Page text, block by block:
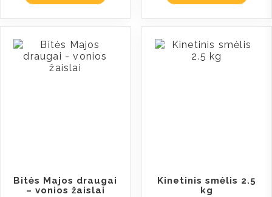
Bitės Majos draugai
– vonios žaislai
Kinetinis smėlis 2.5
kg